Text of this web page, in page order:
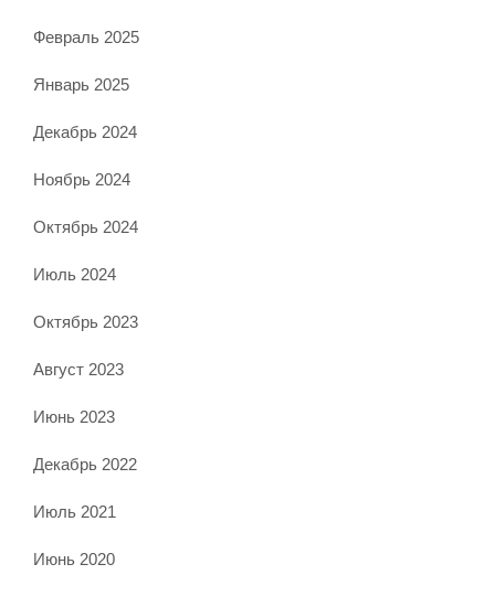
Февраль 2025
Январь 2025
Декабрь 2024
Ноябрь 2024
Октябрь 2024
Июль 2024
Октябрь 2023
Август 2023
Июнь 2023
Декабрь 2022
Июль 2021
Июнь 2020